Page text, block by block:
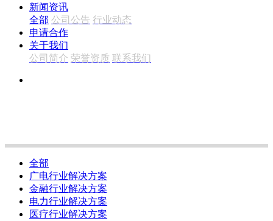
新闻资讯
全部 公司公告 行业动态
申请合作
关于我们
公司简介 荣誉资质 联系我们
全部
广电行业解决方案
金融行业解决方案
电力行业解决方案
医疗行业解决方案